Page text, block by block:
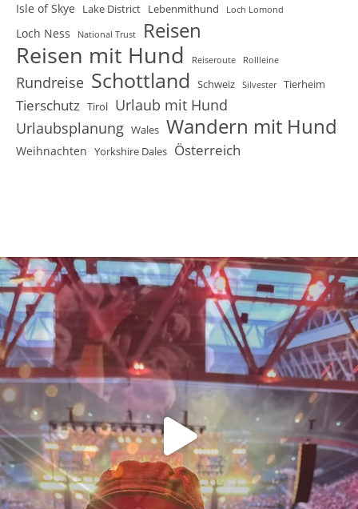
Isle of Skye Lake District Lebenmithund Loch Lomond
Loch Ness National Trust Reisen
Reisen mit Hund Reiseroute Rollleine
Rundreise Schottland Schweiz Silvester Tierheim
Tierschutz Tirol Urlaub mit Hund
Urlaubsplanung Wales Wandern mit Hund
Weihnachten Yorkshire Dales Österreich